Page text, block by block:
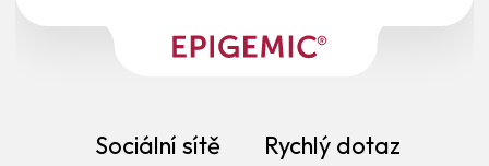
Sociální sítě Rychlý dotaz